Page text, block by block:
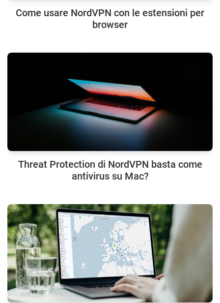
Come usare NordVPN con le estensioni per
browser
Threat Protection di NordVPN basta come
antivirus su Mac?